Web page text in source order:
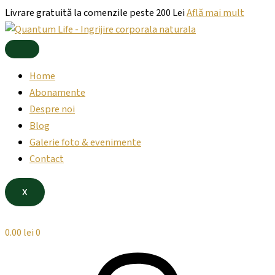
Skip
to
content
Livrare gratuită la comenzile peste 200 LeiAflă mai mult
Home
Abonamente
Despre noi
Blog
Galerie foto & evenimente
Contact
X
0.00 lei0
search
search
Abonamentul
Pulse
Bronze